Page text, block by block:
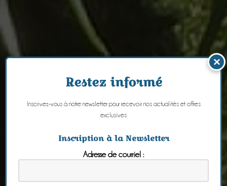
×
Restez informé
Inscrivez-vous à notre newsletter pour recevoir nos actualités et offres
exclusives
Inscription à la Newsletter
Adresse de courriel :